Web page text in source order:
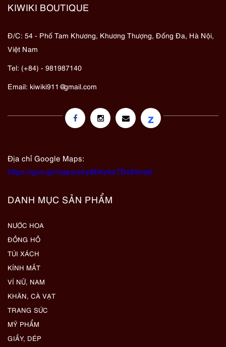
KIWIKI BOUTIQUE
Đ/C: 54 - Phố Tam Khương, Khương Thượng, Đống Đa, Hà Nội,
Việt Nam
Tel: (+84) - 981987140
Email: kiwiki911@gmail.com
z
Địa chỉ Google Maps:
https://goo.gl/maps/eby8bKyks7Bx89oa6
DANH MỤC SẢN PHẨM
NƯỚC HOA
ĐỒNG HỒ
TÚI XÁCH
KÍNH MẮT
VÍ NỮ, NAM
KHĂN, CÀ VẠT
TRANG SỨC
MỸ PHẨM
GIẦY, DÉP